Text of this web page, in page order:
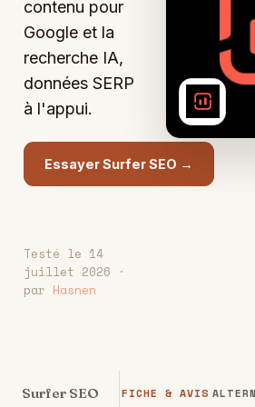
contenu pour
Google et la
recherche IA,
données SERP
à l'appui.
Essayer Surfer SEO →
Testé le 14
juillet 2026 ·
par Hasnen
S
Surfer SEO FICHE & AVIS